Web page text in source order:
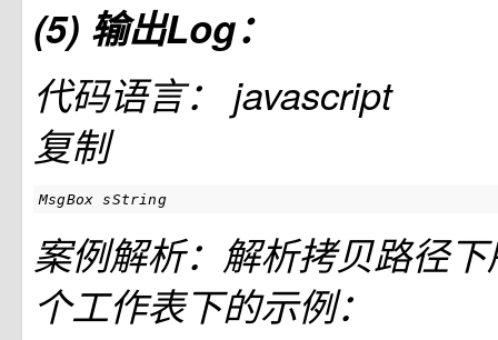
(5) 输出Log：
代码语言： javascript
复制
MsgBox sString
案例解析：解析拷贝路径
个工作表下的示例：